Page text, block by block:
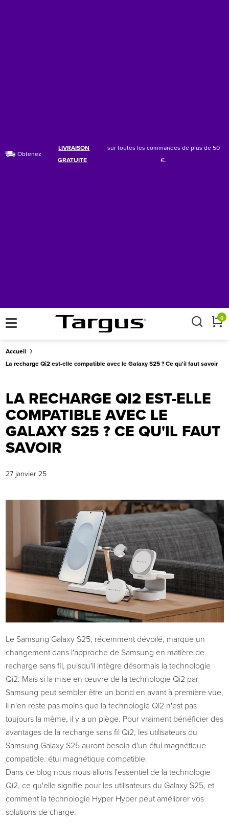
Obtenez
LIVRAISON
GRATUITE
sur toutes les commandes de plus de 50
€.
× 0
Accueil
La recharge Qi2 est-elle compatible avec le Galaxy S25 ? Ce qu'il faut savoir
LA RECHARGE QI2 EST-ELLE
COMPATIBLE AVEC LE
GALAXY S25 ? CE QU'IL FAUT
SAVOIR
27 janvier 25
Le Samsung Galaxy S25, récemment dévoilé, marque un
changement dans l'approche de Samsung en matière de
recharge sans fil, puisqu'il intègre désormais la technologie
Qi2. Mais si la mise en œuvre de la technologie Qi2 par
Samsung peut sembler être un bond en avant à première vue,
il n'en reste pas moins que la technologie Qi2 n'est pas
toujours la même, il y a un piège. Pour vraiment bénéficierdes
avantages de la recharge sans fil Qi2, les utilisateurs du
Samsung Galaxy S25 auront besoin d'un étui magnétique
compatible. étui magnétique compatible.
Dans ce blog nousnous allonsl'essentiel de la technologie
Qi2, ce qu'elle signifie pour les utilisateurs du Galaxy S25, et
comment la technologie HyperHyper peut améliorer vos
solutions de charge.